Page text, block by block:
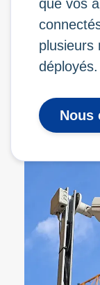
que vos
plusieurs
déployés.
Nous